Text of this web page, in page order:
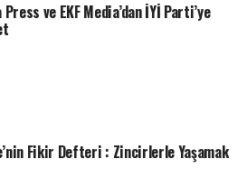
Press ve EKF Media’dan İYİ Parti’ye
Fikir Defteri : Zincirlerle Yaşamak